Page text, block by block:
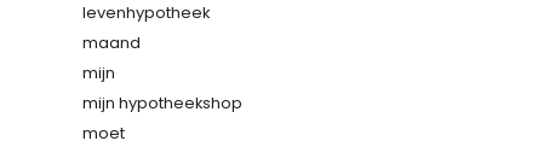
levenhypotheek
maand
mijn
mijn hypotheekshop
moet